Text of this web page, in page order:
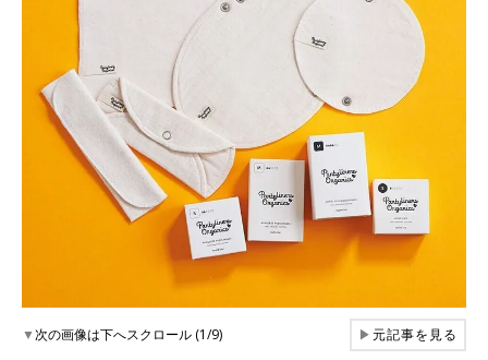
▼次の画像は下へスクロール (1/9) ▶元記事を見る